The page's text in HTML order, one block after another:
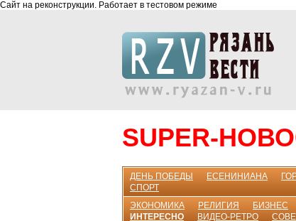
Сайт на реконструкции. Работает в тестовом режиме
SUPER-
ДЕНЬ ПОБЕДЫ ЕСЕНИНИАНА
СПОРТ
ЭКОНОМИКА
РЕЛИГИЯ БИЗНЕС
ИНТЕРЕСНО
ВИДЕО-РЕТРО